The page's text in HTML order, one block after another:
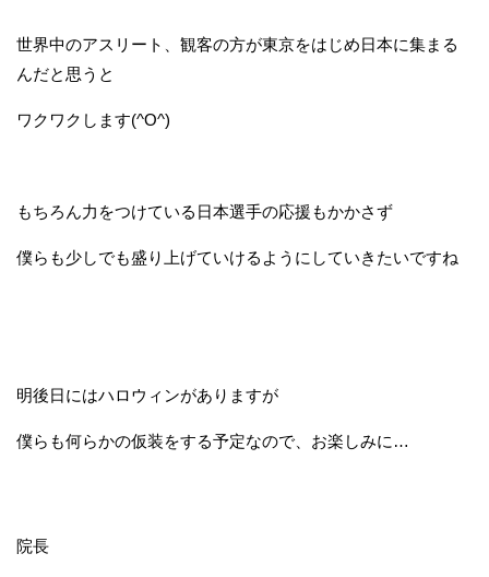
世界中のアスリート、観客の方が東京をはじめ日本に集まる
んだと思うと
ワクワクします(^O^)
もちろん力をつけている日本選手の応援もかかさず
僕らも少しでも盛り上げていけるようにしていきたいですね
明後日にはハロウィンがありますが
僕らも何らかの仮装をする予定なので、お楽しみに…
院長